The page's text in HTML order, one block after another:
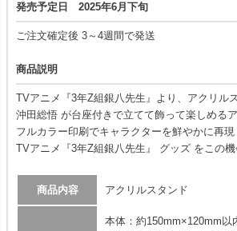
発売予定日 2025年6月下旬
ご注文確定後 3～4週間で発送
商品説明
TVアニメ『3年Z組銀八先生』より、アクリル
沖田総悟 が台座付きで立てて飾って楽しめる
フルカラー印刷でキャラクターを鮮やかに再現
TVアニメ『3年Z組銀八先生』 グッズ をこの機
商品内容 アクリルスタンド
本体：約150mm×120mm以